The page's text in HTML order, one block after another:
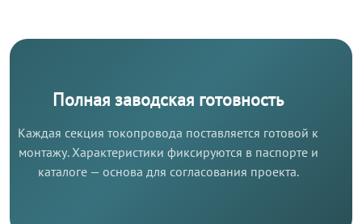
Полная заводская готовность
Каждая секция токопровода поставляется готовой к
монтажу. Характеристики фиксируются в паспорте и
каталоге — основа для согласования проекта.